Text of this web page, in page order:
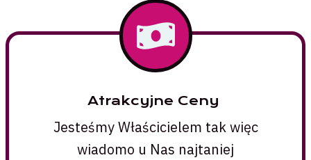
Atrakcyjne Ceny
Jesteśmy Właścicielem tak więc
wiadomo u Nas najtaniej